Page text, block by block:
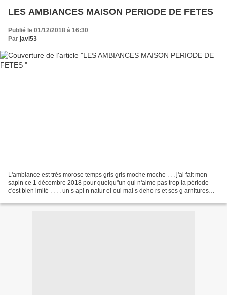
LES AMBIANCES MAISON PERIODE DE FETES
Publié le 01/12/2018 à 16:30
Par javi53
L'ambiance est très morose temps gris gris moche moche . . . j'ai fait mon
sapin ce 1 décembre 2018 pour quelqu"un qui n'aime pas trop la période
c'est bien imité . . . . un s api n natur el oui mai s deho rs et ses g arnitures